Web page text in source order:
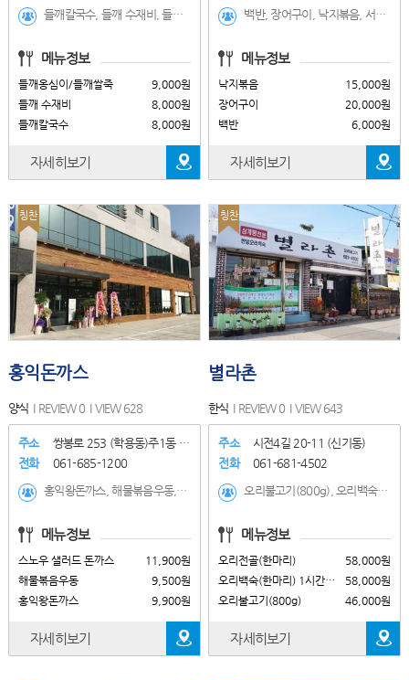
들깨칼국수, 들깨 수재비, 들깨옹심이/들깨쌀죽, 바지락칼국수/팥칼국수, 동지죽/팥쌀죽, 녹두칼국수, 녹두옹심이/녹두쌀죽, 냉콩국수, 토종닭떡국, 왕만두
메뉴정보
들깨옹심이/들깨쌀죽
9,000원
들깨 수재비
8,000원
들깨칼국수
8,000원
자세히보기
백반, 장어구이, 낙지볶음, 서대회, 탕류
메뉴정보
낙지볶음
15,000원
장어구이
20,000원
백반
6,000원
자세히보기
칭찬
홍익돈까스
양식 REVIEW 0 VIEW 628
주소
쌍봉로 253 (학용동)주1동 1..
전화
061-685-1200
홍익왕돈까스, 해물볶음우동, 스노우 샐러드 돈까스, 돈까스 정식, 스파이시 어니언 돈까스, 세트A, 세트B, 로스까스, 생선까스 정식, 스노우 철판 돈까스, 더블 치즈 돈까스, 해물 크림 파스타, 해물 토마토 파스타, 토마토 치즈 파스타, 상하이 로제파스타, 알리오 올리오, 돈까스 필라프, 새우볶음밥, 불고기볶음밥, 쉬림프볼, 해쉬브라운, 스노우 치즈 샐러드
메뉴정보
스노우 샐러드 돈까스
11,900원
해물볶음우동
9,500원
홍익왕돈까스
9,900원
자세히보기
칭찬
별라촌
한식 REVIEW 0 VIEW 643
주소
시전4길 20-11 (신기동)
전화
061-681-4502
오리불고기(800g), 오리백숙(한마리) 1시간전예약, 오리전골(한마리), 상황버섯삼계탕(사계절)
메뉴정보
오리전골(한마리)
58,000원
오리백숙(한마리) 1시간전예약
58,000원
오리불고기(800g)
46,000원
자세히보기